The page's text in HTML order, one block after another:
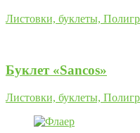
Листовки, буклеты,
Буклет «Sancos»
Листовки, буклеты,